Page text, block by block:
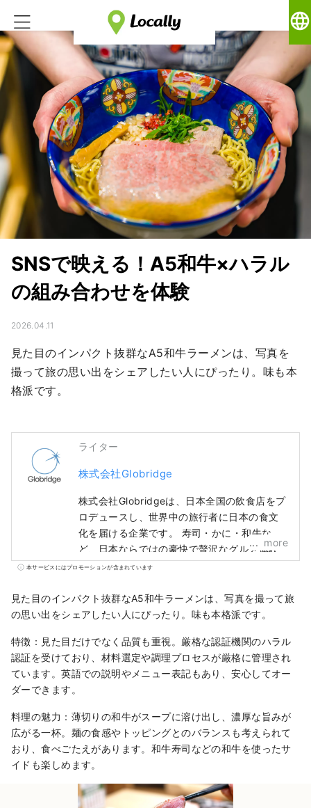
language
SNSで映える！A5和牛×ハラル
の組み合わせを体験
2026.04.11
見た目のインパクト抜群なA5和牛ラーメンは、写真を
撮って旅の思い出をシェアしたい人にぴったり。味も本
格派です。
ライター
株式会社Globridge
株式会社Globridgeは、日本全国の飲食店をプ
ロデュースし、世界中の旅行者に日本の食文
化を届ける企業です。 寿司・かに・和牛な
ど、日本ならではの豪快で贅沢なグルメ体験
を、多くの方に安心して楽しんでいただける
た店舗運営を行っています。 このアカウント
では、Globridgeが手がけるレストラン情報
紹介。日本旅行をより豊かにする“食の体験”を
世界の皆さまに発信していきます。
more
本サービスにはプロモーションが含まれています
見た目のインパクト抜群なA5和牛ラーメンは、写真を撮って旅
の思い出をシェアしたい人にぴったり。味も本格派です。
特徴：見た目だけでなく品質も重視。厳格な認証機関のハラル
認証を受けており、材料選定や調理プロセスが厳格に管理され
ています。英語での説明やメニュー表記もあり、安心してオー
ダーできます。
料理の魅力：薄切りの和牛がスープに溶け出し、濃厚な旨みが
広がる一杯。麺の食感やトッピングとのバランスも考えられて
おり、食べごたえがあります。和牛寿司などの和牛を使ったサ
イドも楽しめます。